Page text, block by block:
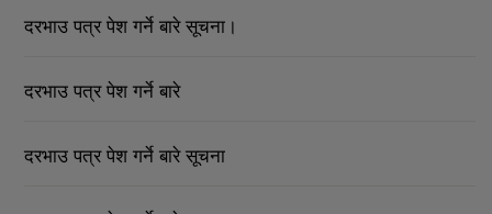
दरभाउ पत्र पेश गर्ने बारे सूचना।
दरभाउ पत्र पेश गर्ने बारे
दरभाउ पत्र पेश गर्ने बारे सूचना